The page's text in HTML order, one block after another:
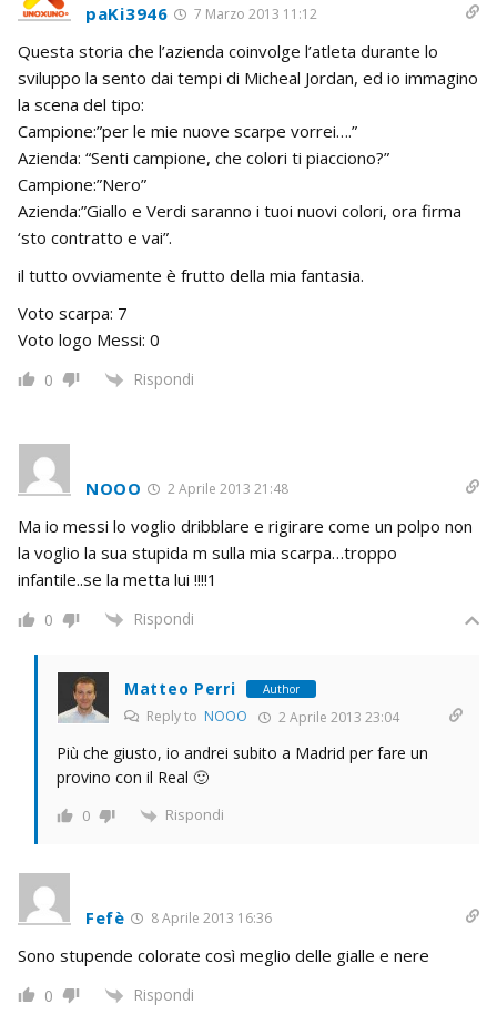
paKi3946 7 Marzo 2013 11:12
Questa storia che l’azienda coinvolge l’atleta durante lo
sviluppo la sento dai tempi di Micheal Jordan, ed io immagino
la scena del tipo:
Campione:”per le mie nuove scarpe vorrei….”
Azienda: “Senti campione, che colori ti piacciono?”
Campione:”Nero”
Azienda:”Giallo e Verdi saranno i tuoi nuovi colori, ora firma
‘sto contratto e vai”.
il tutto ovviamente è frutto della mia fantasia.
Voto scarpa: 7
Voto logo Messi: 0
0 Rispondi
NOOO 2 Aprile 2013 21:48
Ma io messi lo voglio dribblare e rigirare come un polpo non
la voglio la sua stupida m sulla mia scarpa…troppo
infantile..se la metta lui !!!!1
0 Rispondi
Matteo Perri Author
Reply to NOOO 2 Aprile 2013 23:04
Più che giusto, io andrei subito a Madrid per fare un
provino con il Real 🙂
0 Rispondi
Fefè 8 Aprile 2013 16:36
Sono stupende colorate così meglio delle gialle e nere
0 Rispondi